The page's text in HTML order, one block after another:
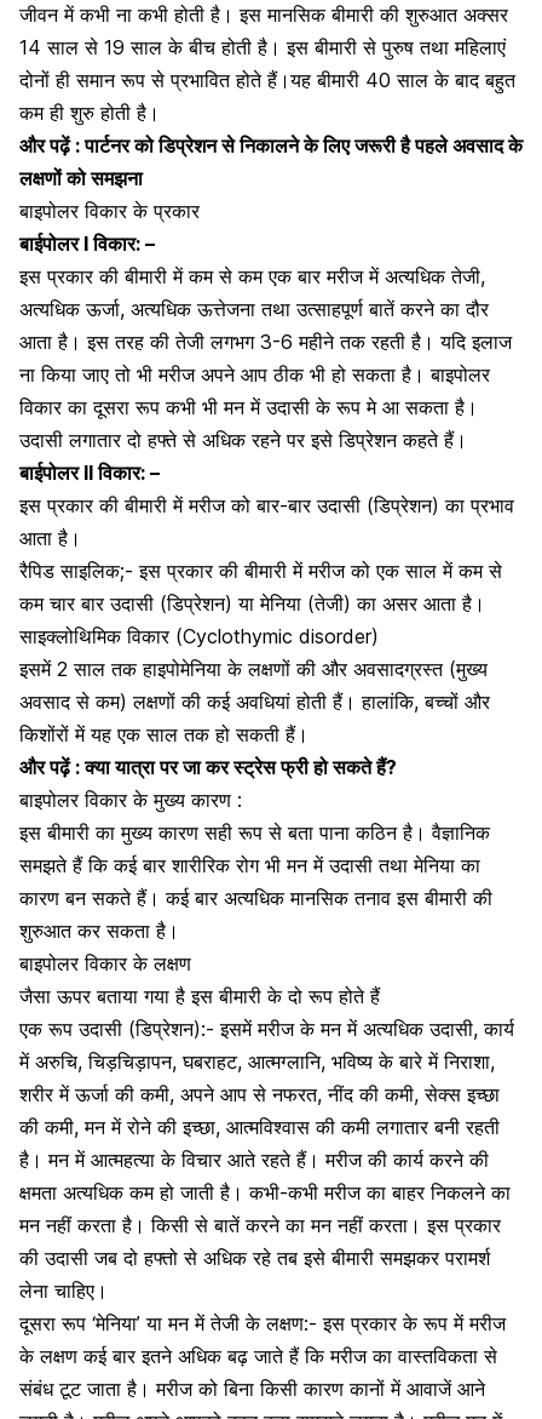
जीवन में कभी ना कभी होती है। इस मानसिक बीमारी की शुरुआत अक्सर
14 साल से 19 साल के बीच होती है। इस बीमारी से पुरुष तथा महिलाएं
दोनों ही समान रूप से प्रभावित होते हैं।यह बीमारी 40 साल के बाद बहुत
कम ही शुरु होती है।
और पढ़ें :पार्टनर को डिप्रेशन से निकालने के लिए जरूरी है पहले अवसाद के
लक्षणों को समझना
बाइपोलर विकार के प्रकार
बाईपोलर I विकार: –
इस प्रकार की बीमारी में कम से कम एक बार मरीज में अत्यधिक तेजी,
अत्यधिक ऊर्जा, अत्यधिक ऊत्तेजना तथा उत्साहपूर्ण बातें करने का दौर
आता है। इस तरह की तेजी लगभग 3-6 महीने तक रहती है। यदि इलाज
ना किया जाए तो भी मरीज अपने आप ठीक भी हो सकता है। बाइपोलर
विकार का दूसरा रूप कभी भी मन में उदासी के रूप मे आ सकता है।
उदासी लगातार दो हफ्ते से अधिक रहने पर इसे डिप्रेशन कहते हैं।
बाईपोलर II विकार: –
इस प्रकार की बीमारी में मरीज को बार-बार उदासी (डिप्रेशन) का प्रभाव
आता है।
रैपिड साइलिक;- इस प्रकार की बीमारी में मरीज को एक साल में कम से
कम चार बार उदासी (डिप्रेशन) या मेनिया (तेजी) का असर आता है।
साइक्लोथिमिक विकार (Cyclothymic disorder)
इसमें 2 साल तक हाइपोमेनिया के लक्षणों की और अवसादग्रस्त (मुख्य
अवसादसे कम) लक्षणों की कई अवधियां होती हैं। हालांकि, बच्चों और
किशोंरों में यह एक साल तक हो सकती हैं।
और पढ़ें :क्या यात्रा पर जा कर स्ट्रेस फ्री हो सकते हैं?
बाइपोलर विकार के मुख्य कारण :
इस बीमारी का मुख्य कारण सही रूप से बता पाना कठिन है। वैज्ञानिक
समझते हैं कि कई बार शारीरिक रोग भी मन में उदासी तथा मेनिया का
कारण बन सकते हैं। कई बार अत्यधिकमानसिक तनाव इस बीमारी की
शुरुआत कर सकता है।
बाइपोलर विकार के लक्षण
जैसा ऊपर बताया गया है इस बीमारी के दो रूप होते हैं
एक रूप उदासी (डिप्रेशन):- इसमें मरीज के मन में अत्यधिक उदासी, कार्य
में अरुचि, चिड़चिड़ापन, घबराहट, आत्मग्लानि, भविष्य के बारे में निराशा,
शरीर में ऊर्जा की कमी, अपने आप से नफरत, नींद की कमी, सेक्स इच्छा
की कमी, मन में रोने की इच्छा, आत्मविश्वास की कमी लगातार बनी रहती
है। मन में आत्महत्या के विचार आते रहते हैं। मरीज की कार्य करने की
क्षमता अत्यधिक कम हो जाती है। कभी-कभी मरीज का बाहर निकलने का
मन नहीं करता है। किसी से बातें करने का मन नहीं करता। इस प्रकार
की उदासी जब दो हफ्तो से अधिक रहे तब इसे बीमारी समझकर परामर्श
लेना चाहिए।
दूसरा रूप ‘मेनिया’ या मन में तेजी के लक्षण:- इस प्रकार के रूप में मरीज
के लक्षण कई बार इतने अधिक बढ़ जाते हैं कि मरीज का वास्तविकता से
संबंध टूट जाता है। मरीज को बिना किसी कारण कानों में आवाजें आने